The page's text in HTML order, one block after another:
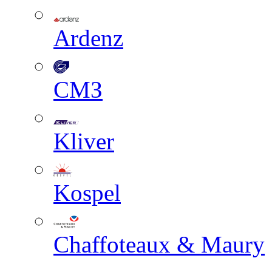
Ardenz
СМЗ
Kliver
Kospel
Chaffoteaux & Maury